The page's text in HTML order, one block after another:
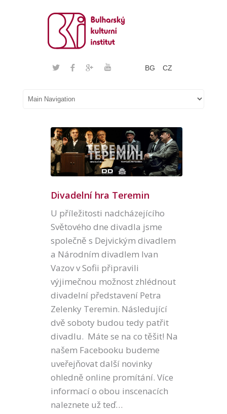
BG CZ
Divadelní hra Teremin
U příležitosti nadcházejícího
Světového dne divadla jsme
společně s Dejvickým divadlem
a Národním divadlem Ivan
Vazov v Sofii připravili
výjimečnou možnost zhlédnout
divadelní představení Petra
Zelenky Teremin. Následující
dvě soboty budou tedy patřit
divadlu. Máte se na co těšit! Na
našem Facebooku budeme
uveřejňovat další novinky
ohledně online promítání. Více
informací o obou inscenacích
naleznete už teď…